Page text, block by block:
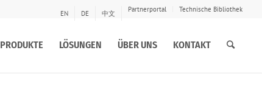
EN DE 中文 Partnerportal Technische Bibliothek
PRODUKTE LÖSUNGEN ÜBER UNS KONTAKT